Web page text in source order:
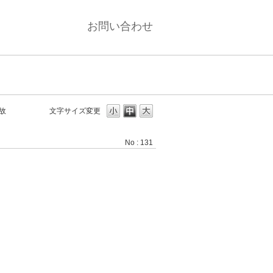
お問い合わせ
文字サイズ変更
No : 131